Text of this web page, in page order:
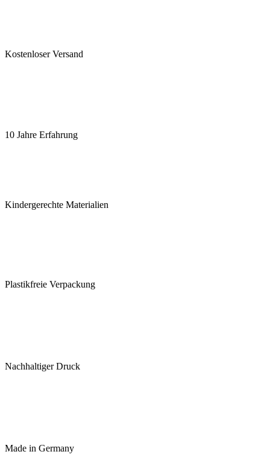
Kostenloser Versand
10 Jahre Erfahrung
Kindergerechte Materialien
Plastikfreie Verpackung
Nachhaltiger Druck
Made in Germany